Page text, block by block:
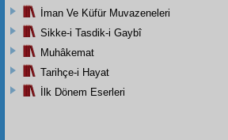
İman Ve Küfür Muvazeneleri
Sikke-i Tasdik-i Gaybî
Muhâkemat
Tarihçe-i Hayat
İlk Dönem Eserleri